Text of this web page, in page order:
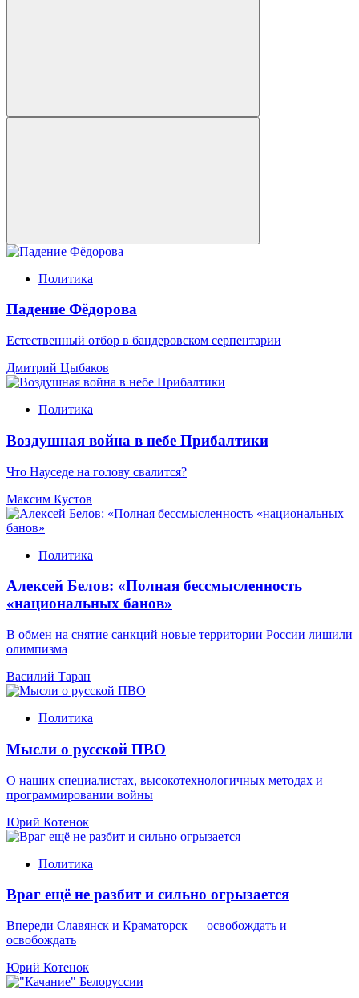
Политика
Падение Фёдорова
Естественный отбор в бандеровском серпентарии
Дмитрий Цыбаков
Политика
Воздушная война в небе Прибалтики
Что Науседе на голову свалится?
Максим Кустов
Политика
Алексей Белов: «Полная бессмысленность
«национальных банов»
В обмен на снятие санкций новые территории России лишили
олимпизма
Василий Таран
Политика
Мысли о русской ПВО
О наших специалистах, высокотехнологичных методах и
программировании войны
Юрий Котенок
Политика
Враг ещё не разбит и сильно огрызается
Впереди Славянск и Краматорск — освобождать и
освобождать
Юрий Котенок